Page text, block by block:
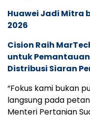
Huawei Jadi Mitra
2026
Cision Raih
untuk
Distribusi Siaran
“Fokus kami bukan
langsung pada
Menteri Pertanian